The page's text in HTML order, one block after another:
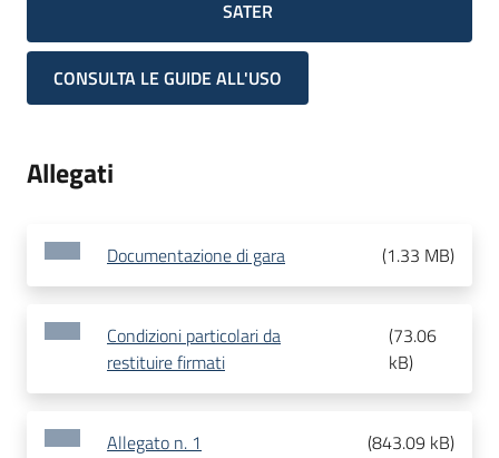
SATER
CONSULTA LE GUIDE ALL'USO
Allegati
Documentazione di gara (1.33 MB)
Condizioni particolari da
restituire firmati
(73.06
kB)
Allegato n. 1 (843.09 kB)